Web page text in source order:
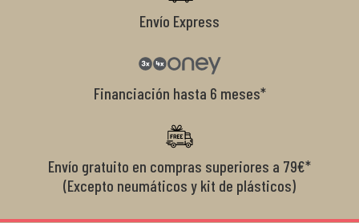
Envío Express
Financiación hasta 6 meses*
Envío gratuito en compras superiores a 79€*
(Excepto neumáticos y kit de plásticos)